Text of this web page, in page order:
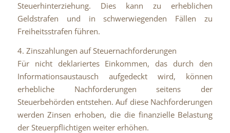
Steuerhinterziehung. Dies kann zu erheblichen
Geldstrafen und in schwerwiegenden Fällen zu
Freiheitsstrafen führen.
4. Zinszahlungen auf Steuernachforderungen
Für nicht deklariertes Einkommen, das durch den
Informationsaustausch aufgedeckt wird, können
erhebliche Nachforderungen seitens der
Steuerbehörden entstehen. Auf diese Nachforderungen
werden Zinsen erhoben, die die finanzielle Belastung
der Steuerpflichtigen weiter erhöhen.